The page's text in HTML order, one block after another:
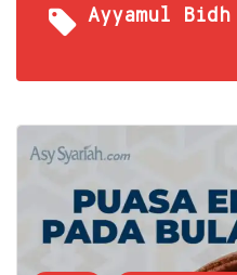
Ayyamul Bidh